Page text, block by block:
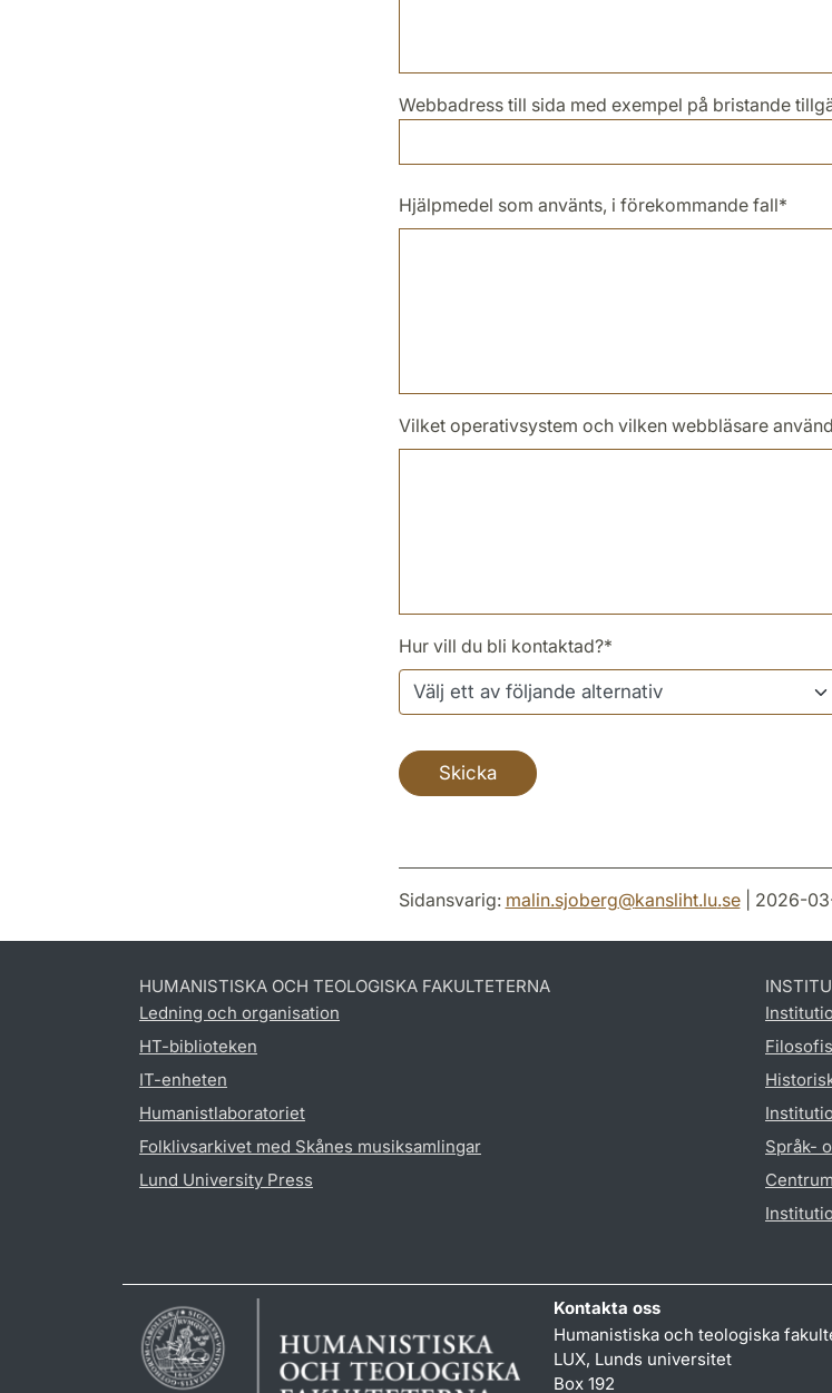
Webbadress till sida med exempel på bristande
Hjälpmedel som använts, i förekommande fall*
Vilket operativsystem och vilken webbläsare
Hur vill du bli kontaktad?*
Sidansvarig: malin.sjoberg@kansliht.lu.se| 2026-
HUMANISTISKA OCH TEOLOGISKA FAKULTETERNA
Ledning och organisation
HT-biblioteken
IT-enheten
Humanistlaboratoriet
Folklivsarkivet med Skånes musiksamlingar
Lund University Press
Språk-
Kontakta oss
Humanistiska och teologiska
LUX, Lunds universitet
Box 192